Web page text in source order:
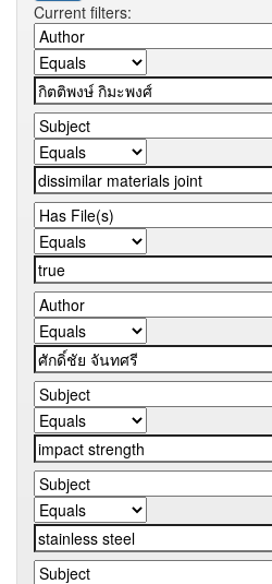
Current filters: